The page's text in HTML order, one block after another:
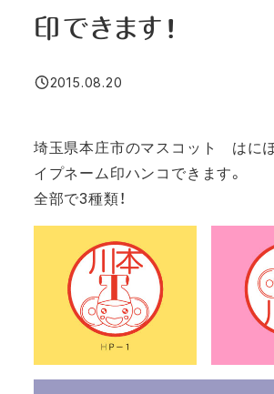
印できます！
投稿日
2015.08.20
埼玉県本庄市のマスコット はに
イプネーム印ハンコできます。
全部で3種類！